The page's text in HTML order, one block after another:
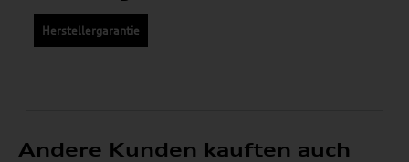
Herstellergarantie
Andere Kunden kauften auch